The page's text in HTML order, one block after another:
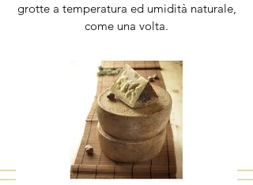
grotte a temperatura ed umidità naturale,
come una volta.